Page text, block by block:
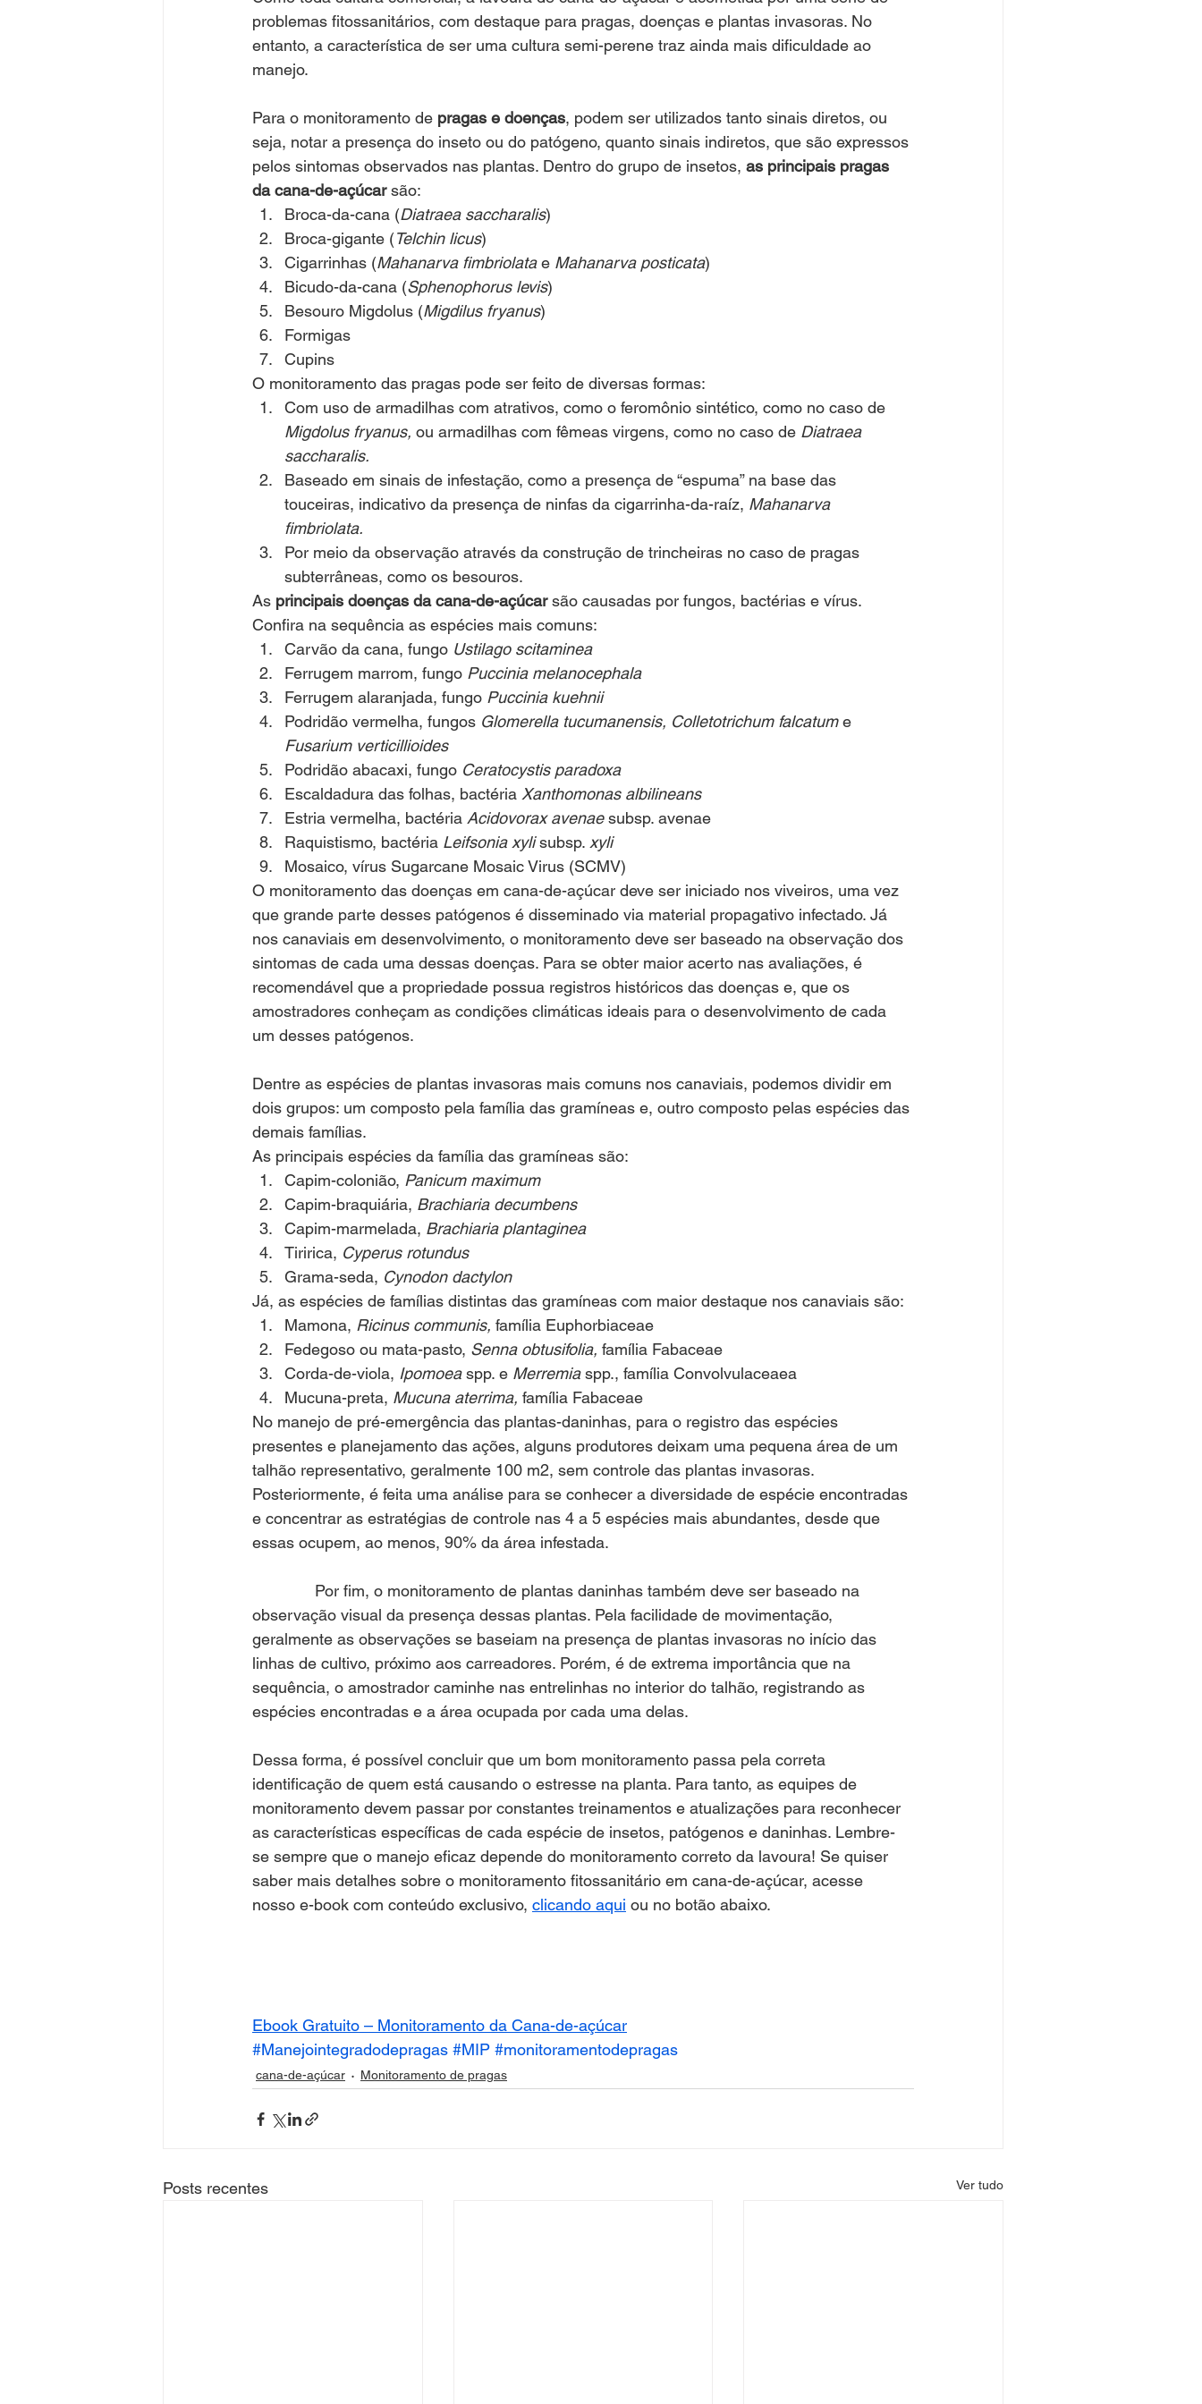
Girassol
problemas fitossanitários, com destaque para pragas, doenças e plantas invasoras. No
entanto, a característica de ser uma cultura semi-perene traz ainda mais dificuldade ao
manejo.
Para o monitoramento de pragas e doenças, podem ser utilizados tanto sinais diretos, ou
seja, notar a presença do inseto ou do patógeno, quanto sinais indiretos, que são expressos
pelos sintomas observados nas plantas. Dentro do grupo de insetos, as principais pragas
da cana-de-açúcar são:
Broca-da-cana (Diatraea saccharalis)
Broca-gigante (Telchin licus)
Cigarrinhas (Mahanarva fimbriolata e Mahanarva posticata)
Bicudo-da-cana (Sphenophorus levis)
Besouro Migdolus (Migdilus fryanus)
Formigas
Cupins
O monitoramento das pragas pode ser feito de diversas formas:
Com uso de armadilhas com atrativos, como o feromônio sintético, como no caso de
Migdolus fryanus, ou armadilhas com fêmeas virgens, como no caso de Diatraea
saccharalis.
Baseado em sinais de infestação, como a presença de “espuma” na base das
touceiras, indicativo da presença de ninfas da cigarrinha-da-raíz, Mahanarva
fimbriolata.
Por meio da observação através da construção de trincheiras no caso de pragas
subterrâneas, como os besouros.
As principais doenças da cana-de-açúcar são causadas por fungos, bactérias e vírus.
Confira na sequência as espécies mais comuns:
Carvão da cana, fungo Ustilago scitaminea
Ferrugem marrom, fungo Puccinia melanocephala
Ferrugem alaranjada, fungo Puccinia kuehnii
Podridão vermelha, fungos Glomerella tucumanensis, Colletotrichum falcatum e
Fusarium verticillioides
Podridão abacaxi, fungo Ceratocystis paradoxa
Escaldadura das folhas, bactéria Xanthomonas albilineans
Estria vermelha, bactéria Acidovorax avenae subsp. avenae
Raquistismo, bactéria Leifsonia xyli subsp. xyli
Mosaico, vírus Sugarcane Mosaic Virus (SCMV)
O monitoramento das doenças em cana-de-açúcar deve ser iniciado nos viveiros, uma vez
que grande parte desses patógenos é disseminado via material propagativo infectado. Já
nos canaviais em desenvolvimento, o monitoramento deve ser baseado na observação dos
sintomas de cada uma dessas doenças. Para se obter maior acerto nas avaliações, é
recomendável que a propriedade possua registros históricos das doenças e, que os
amostradores conheçam as condições climáticas ideais para o desenvolvimento de cada
um desses patógenos.
Dentre as espécies de plantas invasoras mais comuns nos canaviais, podemos dividir em
dois grupos: um composto pela família das gramíneas e, outro composto pelas espécies das
demais famílias.
As principais espécies da família das gramíneas são:
Capim-colonião, Panicum maximum
Capim-braquiária, Brachiaria decumbens
Capim-marmelada, Brachiaria plantaginea
Tiririca, Cyperus rotundus
Grama-seda, Cynodon dactylon
Já, as espécies de famílias distintas das gramíneas com maior destaque nos canaviais são:
Mamona, Ricinus communis, família Euphorbiaceae
Fedegoso ou mata-pasto, Senna obtusifolia, família Fabaceae
Corda-de-viola, Ipomoea spp. e Merremia spp., família Convolvulaceaea
Mucuna-preta, Mucuna aterrima, família Fabaceae
No manejo de pré-emergência das plantas-daninhas, para o registro das espécies
presentes e planejamento das ações, alguns produtores deixam uma pequena área de um
talhão representativo, geralmente 100 m2, sem controle das plantas invasoras.
Posteriormente, é feita uma análise para se conhecer a diversidade de espécie encontradas
e concentrar as estratégias de controle nas 4 a 5 espécies mais abundantes, desde que
essas ocupem, ao menos, 90% da área infestada.
observação visual da presença dessas plantas. Pela facilidade de movimentação,
geralmente as observações se baseiam na presença de plantas invasoras no início das
linhas de cultivo, próximo aos carreadores. Porém, é de extrema importância que na
sequência, o amostrador caminhe nas entrelinhas no interior do talhão, registrando as
espécies encontradas e a área ocupada por cada uma delas.
Dessa forma, é possível concluir que um bom monitoramento passa pela correta
identificação de quem está causando o estresse na planta. Para tanto, as equipes de
monitoramento devem passar por constantes treinamentos e atualizações para reconhecer
as características específicas de cada espécie de insetos, patógenos e daninhas. Lembre-
se sempre que o manejo eficaz depende do monitoramento correto da lavoura! Se quiser
saber mais detalhes sobre o monitoramento fitossanitário em cana-de-açúcar, acesse
nosso e-book com conteúdo exclusivo, clicando aqui ou no botão abaixo.
Ebook Gratuito – Monitoramento da Cana-de-açúcar
#Manejointegradodepragas #MIP #monitoramentodepragas
cana-de-açúcar Monitoramento de pragas
Posts recentes Ver tudo